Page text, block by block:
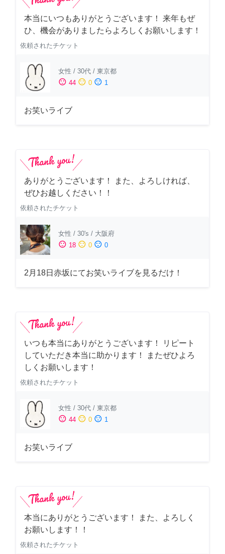
本当にいつもありがとうございます！ 来年もぜ
ひ、機会がありましたらよろしくお願いします！
依頼されたチケット
女性 / 30代 / 東京都
sentiment_satisfied 44 sentiment_neutral 0 sentiment_dissatisfied 1
お笑いライブ
ありがとうございます！ また、よろしければ、
ぜひお越しください！！
依頼されたチケット
女性 / 30's / 大阪府
sentiment_satisfied 18 sentiment_neutral 0 sentiment_dissatisfied 0
2月18日赤坂にてお笑いライブを見るだけ！
いつも本当にありがとうございます！ リピート
していただき本当に助かります！ またぜひよろ
しくお願いします！
依頼されたチケット
女性 / 30代 / 東京都
sentiment_satisfied 44 sentiment_neutral 0 sentiment_dissatisfied 1
お笑いライブ
本当にありがとうございます！ また、よろしく
お願いします！！
依頼されたチケット